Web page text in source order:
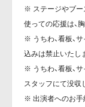
※ ステージやブー
使っての応援は、
※ うちわ、看板、
込みは禁止いたし
※ うちわ、看板、
スタッフにて没収
※ 出演者へのお手